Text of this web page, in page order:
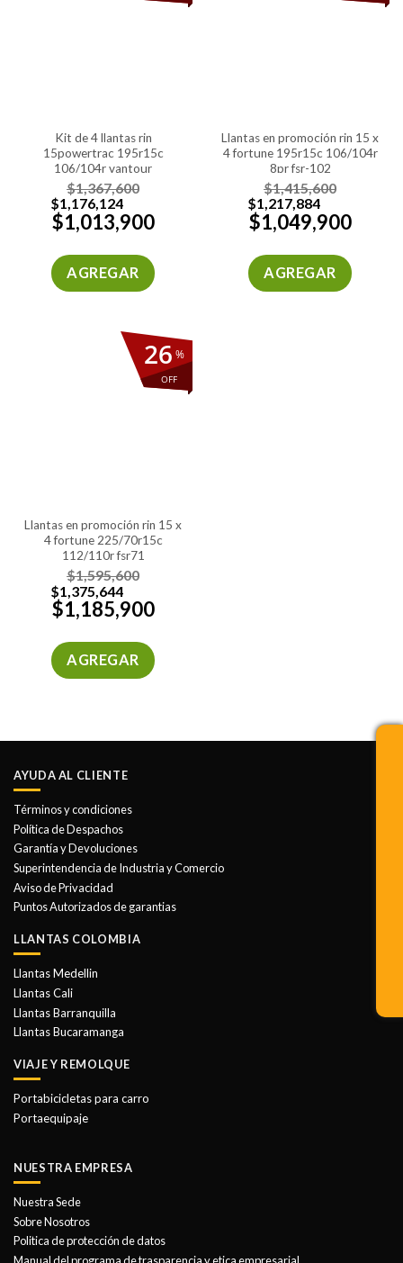
kit de 4 llantas rin
15powertrac 195r15c
106/104r vantour
$1,367,600
$1,176,124
$1,013,900
AGREGAR
llantas en promoción rin 15 x
4 fortune 195r15c 106/104r
8pr fsr-102
$1,415,600
$1,217,884
$1,049,900
AGREGAR
%
OFF
26
llantas en promoción rin 15 x
4 fortune 225/70r15c
112/110r fsr71
$1,595,600
$1,375,644
$1,185,900
AGREGAR
AYUDA AL CLIENTE
Términos y condiciones
Política de Despachos
Garantía y Devoluciones
Superintendencia de Industria y Comercio
Aviso de Privacidad
Puntos Autorizados de garantias
LLANTAS COLOMBIA
Llantas Medellin
Llantas Cali
Llantas Barranquilla
Llantas Bucaramanga
VIAJE Y REMOLQUE
Portabicicletas para carro
Portaequipaje
NUESTRA EMPRESA
Nuestra Sede
Sobre Nosotros
Politica de protección de datos